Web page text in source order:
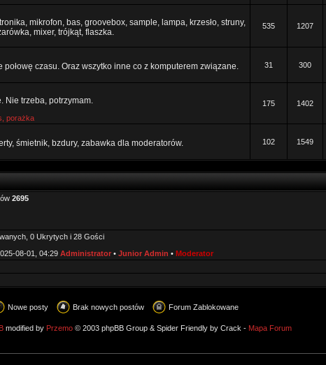
mikrofon, bas, groovebox, sample, lampa, krzesło, struny,
mixer, trójkąt, flaszka.
535 1207
czasu. Oraz wszytko inne co z komputerem związane. 31 300
Nie trzeba, potrzymam.
porażka
175 1402
śmietnik, bzdury, zabawka dla moderatorów. 102 1549
2695
0 Ukrytych i 28 Gości
08-01, 04:29 Administrator • Junior Admin • Moderator
Nowe posty Brak nowych postów Forum Zablokowane
modified by Przemo© 2003 phpBB Group & Spider Friendly by Crack - Mapa Forum